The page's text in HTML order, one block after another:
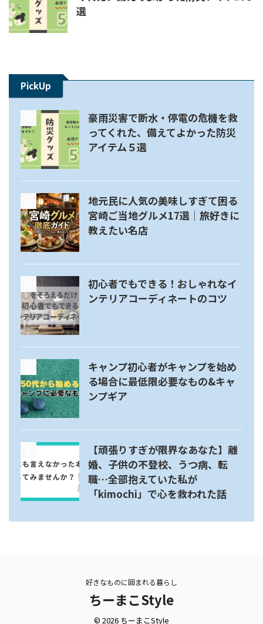
選
PickUp
豪雨災害で断水・停電の危機を救
ってくれた、備えてよかった防災
アイテム５選
地元民に人気の美味しすぎて困る
宮崎ご当地グルメ17選｜旅好きに
教えたい名店
初心者でもできる！おしゃれなイ
ンテリアコーディネートのコツ
キャンプ初心者がキャンプを始め
る場合に最低限必要なもの&キャ
ンプギア
【頑張りすぎが限界なあなた】離
婚、子供の不登校、うつ病、転
職…全部抱えていた私が
「kimochi」で心を救われた話
好きなものに囲まれる暮らし
ちーまこStyle
© 2026 ちーまこStyle